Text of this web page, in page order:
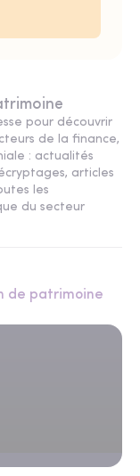
pour découvrir
de la finance,
: actualités
articles
les
du secteur
de patrimoine